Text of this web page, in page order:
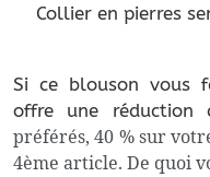
Collier en pierres
Si ce blouson vous
offre une
préférés, 40 % sur
4ème article. De quoi